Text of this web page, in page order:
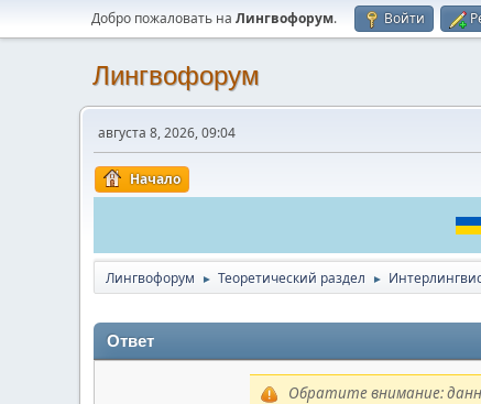
Добро пожаловать на Лингвофорум. Войти
Лингвофорум
августа 8, 2026, 09:04
Начало
Лингвофорум ► Теоретический раздел ►
Ответ
Обратите внимание: